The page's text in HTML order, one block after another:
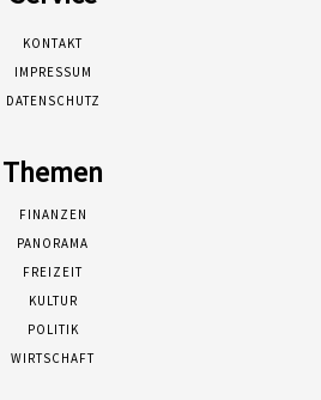
KONTAKT
IMPRESSUM
DATENSCHUTZ
Themen
FINANZEN
PANORAMA
FREIZEIT
KULTUR
POLITIK
WIRTSCHAFT